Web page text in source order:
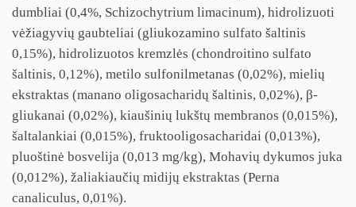
dumbliai (0,4%, Schizochytrium limacinum), hidrolizuoti
vėžiagyvių gaubteliai (gliukozamino sulfato šaltinis
0,15%), hidrolizuotos kremzlės (chondroitino sulfato
šaltinis, 0,12%), metilo sulfonilmetanas (0,02%), mielių
ekstraktas (manano oligosacharidų šaltinis, 0,02%), β-
gliukanai (0,02%), kiaušinių lukštų membranos (0,015%),
šaltalankiai (0,015%), fruktooligosacharidai (0,013%),
pluoštinė bosvelija (0,013 mg/kg), Mohavių dykumos juka
(0,012%), žaliakiaučių midijų ekstraktas (Perna
canaliculus, 0,01%).